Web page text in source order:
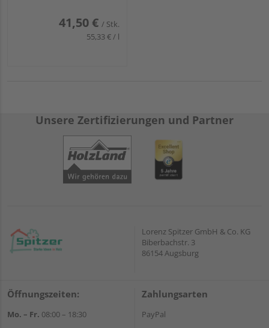
41,50 € / Stk.
55,33 € / l
Unsere Zertifizierungen und Partner
Lorenz Spitzer GmbH & Co. KG
Biberbachstr. 3
86154 Augsburg
Öffnungszeiten:
Mo. – Fr. 08:00 – 18:30
Zahlungsarten
PayPal